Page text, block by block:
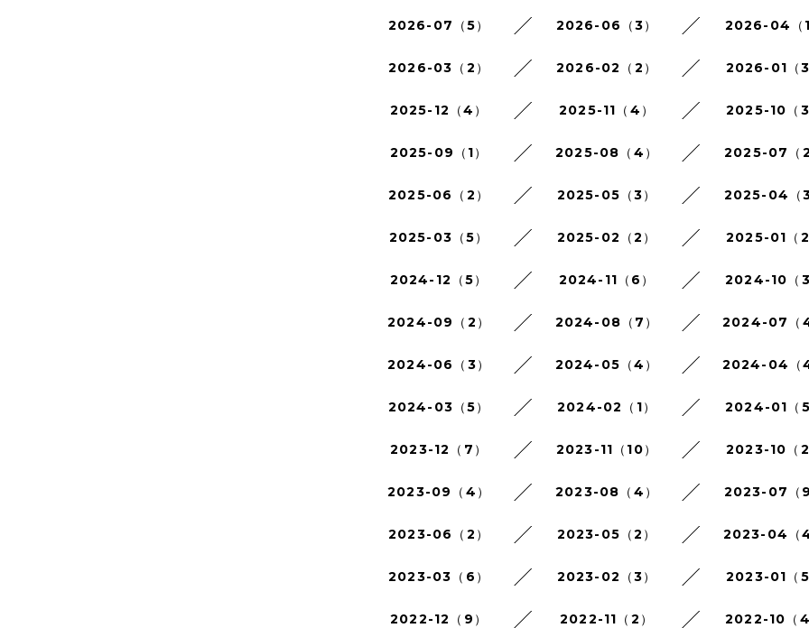
2026-07（5） 2026-06（3） 2026-04（1
2026-03（2） 2026-02（2） 2026-01（3
2025-12（4） 2025-11（4） 2025-10（3
2025-09（1） 2025-08（4） 2025-07（2
2025-06（2） 2025-05（3） 2025-04（3
2025-03（5） 2025-02（2） 2025-01（2
2024-12（5） 2024-11（6） 2024-10（3
2024-09（2） 2024-08（7） 2024-07（4
2024-06（3） 2024-05（4） 2024-04（4
2024-03（5） 2024-02（1） 2024-01（5
2023-12（7） 2023-11（10） 2023-10（2
2023-09（4） 2023-08（4） 2023-07（9
2023-06（2） 2023-05（2） 2023-04（4
2023-03（6） 2023-02（3） 2023-01（5
2022-12（9） 2022-11（2） 2022-10（4